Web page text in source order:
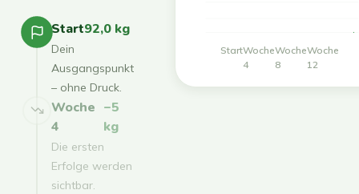
Start92,0 kg
Dein
Ausgangspunkt
– ohne Druck.
Woche
4
−5
kg
Die ersten
Erfolge werden
sichtbar.
StartWoche
4
Woche
8
Woche
12